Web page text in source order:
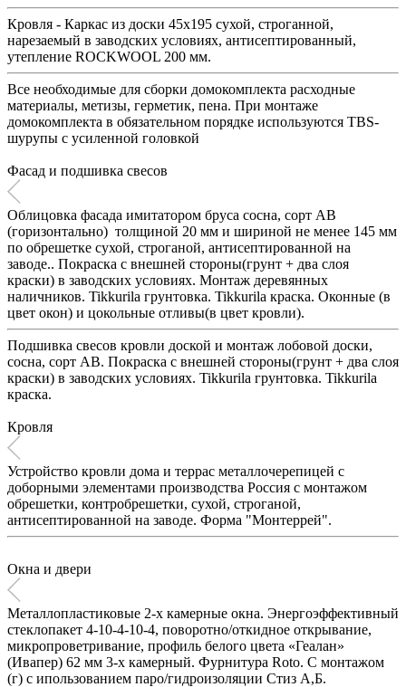
Кровля - Каркас из доски 45х195 сухой, строганной,
нарезаемый в заводских условиях, антисептированный,
утепление ROCKWOOL 200 мм.
Все необходимые для сборки домокомплекта расходные
материалы, метизы, герметик, пена. При монтаже
домокомплекта в обязательном порядке используются TBS-
шурупы c усиленной головкой
Фасад и подшивка свесов
Облицовка фасада имитатором бруса сосна, сорт АВ
(горизонтально) толщиной 20 мм и шириной не менее 145 мм
по обрешетке сухой, строганой, антисептированной на
заводе.. Покраска с внешней стороны(грунт + два слоя
краски) в заводских условиях. Монтаж деревянных
наличников. Tikkurila грунтовка. Tikkurila краска. Оконные (в
цвет окон) и цокольные отливы(в цвет кровли).
Подшивка свесов кровли доской и монтаж лобовой доски,
сосна, сорт АВ. Покраска с внешней стороны(грунт + два слоя
краски) в заводских условиях. Tikkurila грунтовка. Tikkurila
краска.
Кровля
Устройство кровли дома и террас металлочерепицей с
доборными элементами производства Россия с монтажом
обрешетки, контробрешетки, сухой, строганой,
антисептированной на заводе. Форма "Монтеррей".
Окна и двери
Металлопластиковые 2-х камерные окна. Энергоэффективный
стеклопакет 4-10-4-10-4, поворотно/откидное открывание,
микропроветривание, профиль белого цвета «Геалан»
(Ивапер) 62 мм 3-х камерный. Фурнитура Roto. C монтажом
(г) с ипользованием паро/гидроизоляции Стиз А,Б.